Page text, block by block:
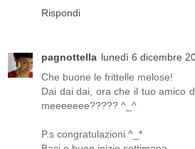
Rispondi
pagnottella lunedì 6 dicembre
Che buone le frittelle melose!
Dai dai dai, ora che il tuo amico
meeeeeee????? ^_^
P.s congratulazioni ^_*